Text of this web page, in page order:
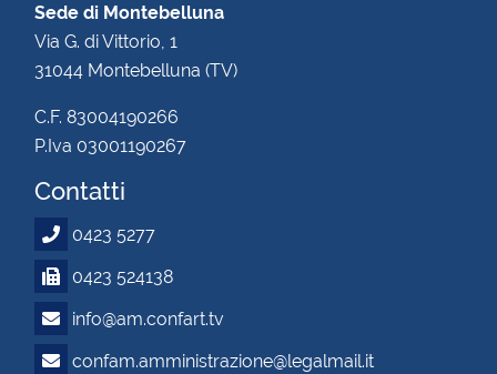
Sede di Montebelluna
Via G. di Vittorio, 1
31044 Montebelluna (TV)
C.F. 83004190266
P.Iva 03001190267
Contatti
0423 5277
0423 524138
info@am.confart.tv
confam.amministrazione@legalmail.it